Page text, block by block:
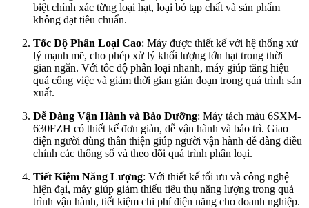
biệt chính xác từng loại hạt, loại bỏ tạp chất và sản phẩm
không đạt tiêu chuẩn.
Tốc Độ Phân Loại Cao: Máy được thiết kế với hệ thống xử
lý mạnh mẽ, cho phép xử lý khối lượng lớn hạt trong thời
gian ngắn. Với tốc độ phân loại nhanh, máy giúp tăng hiệu
quả công việc và giảm thời gian gián đoạn trong quá trình sản
xuất.
Dễ Dàng Vận Hành và Bảo Dưỡng: Máy tách màu 6SXM-
630FZH có thiết kế đơn giản, dễ vận hành và bảo trì. Giao
diện người dùng thân thiện giúp người vận hành dễ dàng điều
chỉnh các thông số và theo dõi quá trình phân loại.
Tiết Kiệm Năng Lượng: Với thiết kế tối ưu và công nghệ
hiện đại, máy giúp giảm thiểu tiêu thụ năng lượng trong quá
trình vận hành, tiết kiệm chi phí điện năng cho doanh nghiệp.